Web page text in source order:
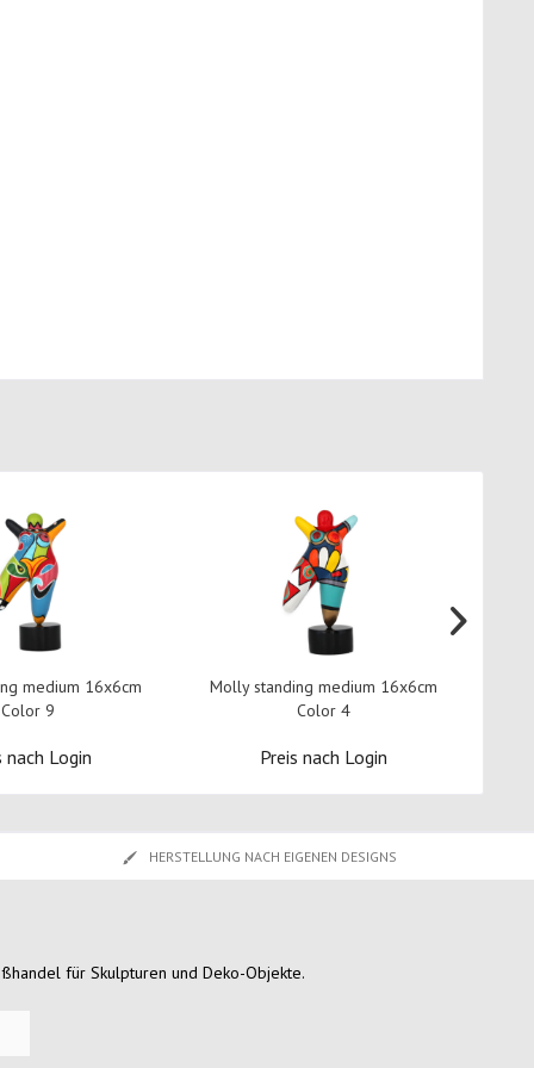
medium 16x6cm
Color 9
nach Login
Molly standing medium 16x6cm
Color 4
Preis nach Login
HERSTELLUNG NACH EIGENEN DESIGNS
für Skulpturen und Deko-Objekte.